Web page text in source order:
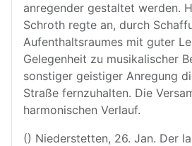
anregender gestaltet werden.
Schroth regte an, durch
Aufenthaltsraumes mit guter
Gelegenheit zu musikalischer
sonstiger geistiger Anregung
Straße fernzuhalten. Die
harmonischen Verlauf.
() Niederstetten, 26. Jan. Der